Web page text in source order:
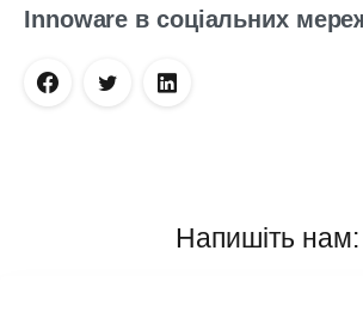
Innoware в соціальних
Напишіть нам: